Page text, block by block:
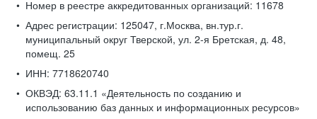
Номер в реестре аккредитованных организаций: 11678
Адрес регистрации: 125047, г.Москва, вн.тур.г.
муниципальный округ Тверской, ул. 2-я Бретская, д. 48,
помещ. 25
ИНН: 7718620740
ОКВЭД: 63.11.1 «Деятельность по созданию и
использованию баз данных и информационных ресурсов»